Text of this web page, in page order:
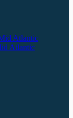
Atlantic
Atlantic